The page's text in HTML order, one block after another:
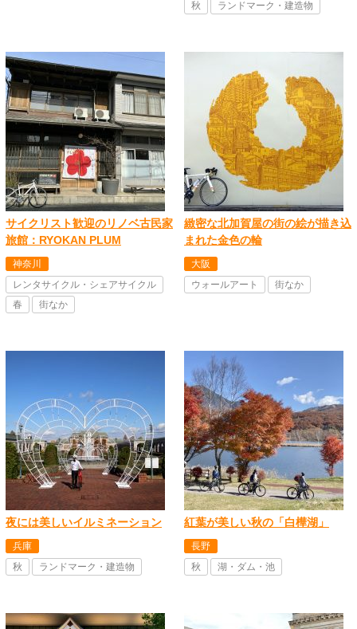
秋
ランドマーク・建造物
サイクリスト歓迎のリノベ古民家
旅館：RYOKAN PLUM
神奈川
レンタサイクル・シェアサイクル
春
街なか
緻密な北加賀屋の街の絵が描き込
まれた金色の輪
大阪
ウォールアート
街なか
夜には美しいイルミネーション
兵庫
秋
ランドマーク・建造物
紅葉が美しい秋の「白樺湖」
長野
秋
湖・ダム・池